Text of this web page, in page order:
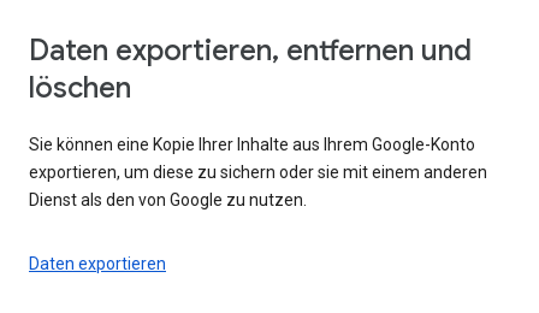
Daten exportieren, entfernen und
löschen
Sie können eine Kopie Ihrer Inhalte aus Ihrem Google-Konto
exportieren, um diese zu sichern oder sie mit einem anderen
Dienst als den von Google zu nutzen.
Daten exportieren